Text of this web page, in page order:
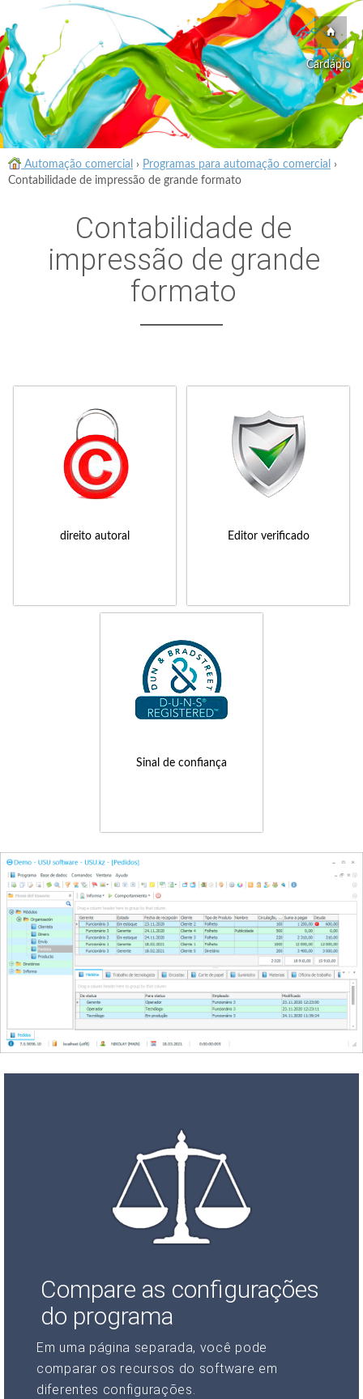
Cardápio
Automação comercial › Programas para automação comercial
›
Contabilidade de impressão de grande formato
Contabilidade de
impressão de grande
formato
direito autoral Editor verificado
Sinal de confiança
Compare as configurações
do programa
Em uma página separada, você pode
comparar os recursos do software em
diferentes configurações.